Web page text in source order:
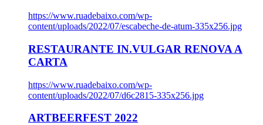
https://www.ruadebaixo.com/wp-
content/uploads/2022/07/escabeche-de-atum-335x256.jpg
RESTAURANTE IN.VULGAR RENOVA A
CARTA
https://www.ruadebaixo.com/wp-
content/uploads/2022/07/d6c2815-335x256.jpg
ARTBEERFEST 2022